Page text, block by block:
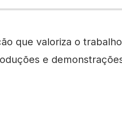
que valoriza o
e